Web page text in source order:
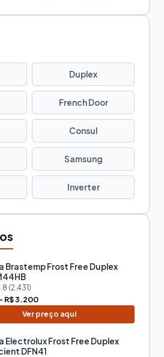
Duplex
French Door
Consul
Samsung
Inverter
Brastemp Frost Free Duplex
(2.431)
R$ 3.200
Ver preço aqui
Electrolux Frost Free Duplex
DFN41